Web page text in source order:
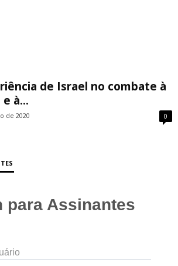
de Israel no combate à
à...
de 2020 0
para Assinantes